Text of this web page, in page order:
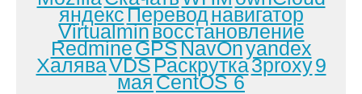
яндексПереводнавигатор
Virtualminвосстановление
RedmineGPSNavOnyandex
ХаляваVDSРаскрутка3proxy9
маяCentOS 6